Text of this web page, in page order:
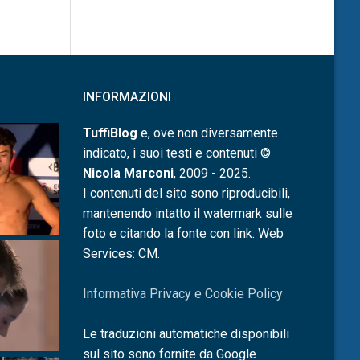
INFORMAZIONI
TuffiBlog e, ove non diversamente
indicato, i suoi testi e contenuti ©
Nicola Marconi, 2009 - 2025.
I contenuti del sito sono riproducibili,
mantenendo intatto il watermark sulle
foto e citando la fonte con link. Web
Services: CM.
Informativa Privacy e Cookie Policy
Le traduzioni automatiche disponibili
sul sito sono fornite da Google